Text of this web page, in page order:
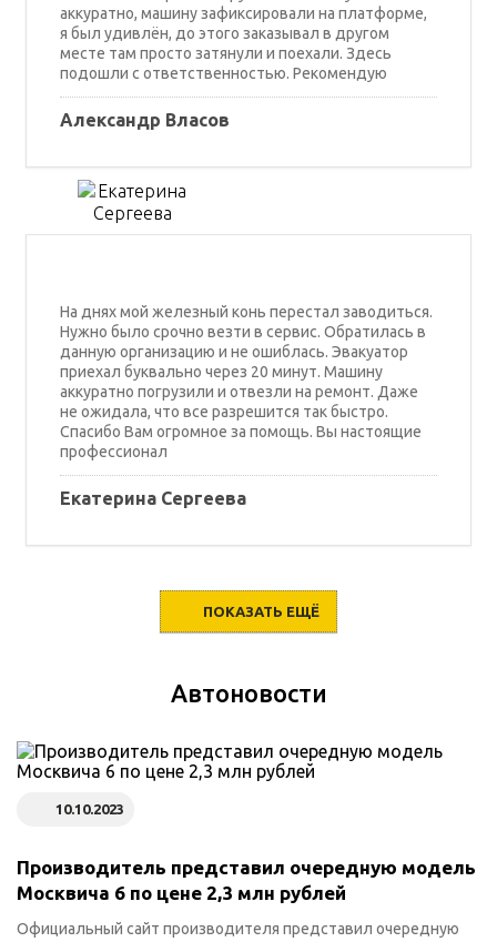
аккуратно, машину зафиксировали на платформе,
я был удивлён, до этого заказывал в другом
месте там просто затянули и поехали. Здесь
подошли с ответственностью. Рекомендую
Александр Власов
На днях мой железный конь перестал заводиться.
Нужно было срочно везти в сервис. Обратилась в
данную организацию и не ошиблась. Эвакуатор
приехал буквально через 20 минут. Машину
аккуратно погрузили и отвезли на ремонт. Даже
не ожидала, что все разрешится так быстро.
Спасибо Вам огромное за помощь. Вы настоящие
профессионал
Екатерина Сергеева
ПОКАЗАТЬ ЕЩЁ
Автоновости
10.10.2023
Производитель представил очередную модель
Москвича 6 по цене 2,3 млн рублей
Официальный сайт производителя представил очередную